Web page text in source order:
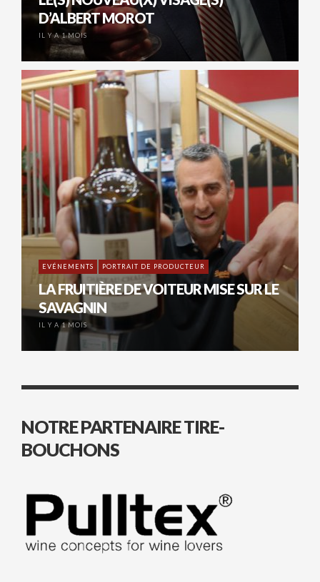
D’ALBERT MOROT
IL Y A 1 MOIS
EVÉNEMENTS PORTRAIT DE PRODUCTEUR
LA FRUITIÈRE DE VOITEUR MISE SUR LE
SAVAGNIN
IL Y A 1 MOIS
NOTRE PARTENAIRE TIRE-
BOUCHONS